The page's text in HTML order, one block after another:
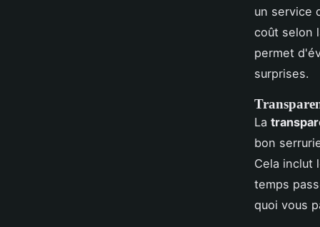
un service
coût selon
permet
surprises.
La
bon
Cela inclut
temps
quoi vous